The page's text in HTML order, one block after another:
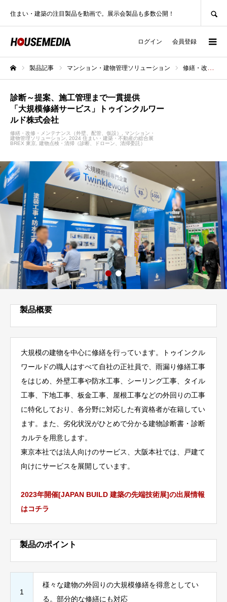
住まい・建築の注目製品を動画で。展示会製品も多数公開！
ログイン 会員登録
製品記事 マンション・建物管理ソリューション 修繕・改修・メンテナンス（外壁、配管、仮設）
診断～提案、施工管理まで一貫提供
「大規模修繕サービス」トゥインクルワー
ルド株式会社
修繕・改修・メンテナンス（外壁、配管、仮設）
マンション・
建物管理ソリューション
2024 住まい・建築・不動産の総合展
BREX 東京 建物点検・清掃（診断、ドローン、清掃委託）
製品概要
大規模の建物を中心に修繕を行っています。トゥインクル
ワールドの職人はすべて自社の正社員で、雨漏り修繕工事
をはじめ、外壁工事や防水工事、シーリング工事、タイル
工事、下地工事、板金工事、屋根工事などの外回りの工事
に特化しており、各分野に対応した有資格者が在籍してい
ます。また、劣化状況がひとめで分かる建物診断書・診断
カルテを用意します。
東京本社では法人向けのサービス、大阪本社では、戸建て
向けにサービスを展開しています。
2023年開催[JAPAN BUILD 建築の先端技術展]の出展情報
はコチラ
製品のポイント
1
様々な建物の外回りの大規模修繕を得意としてい
る。部分的な修繕にも対応